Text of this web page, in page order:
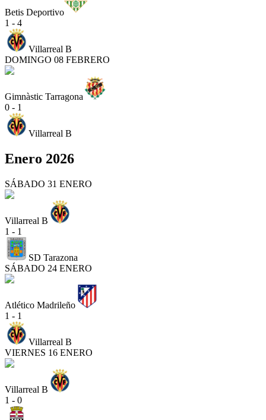
Betis Deportivo
1 - 4
Villarreal B
DOMINGO 08 FEBRERO
Gimnàstic Tarragona
0 - 1
Villarreal B
Enero 2026
SÁBADO 31 ENERO
Villarreal B
1 - 1
SD Tarazona
SÁBADO 24 ENERO
Atlético Madrileño
1 - 1
Villarreal B
VIERNES 16 ENERO
Villarreal B
1 - 0